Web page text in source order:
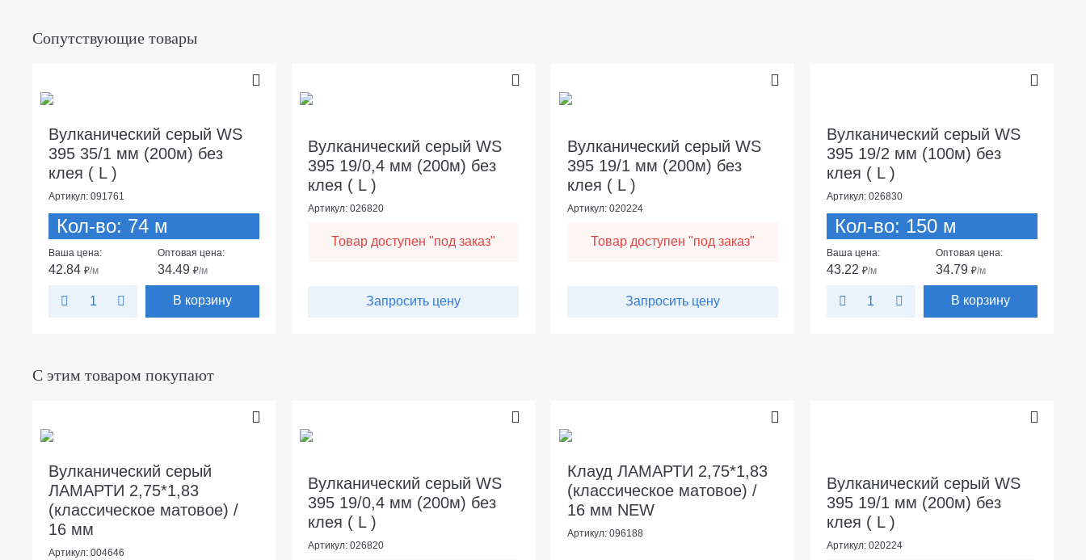
Сопутствующие товары
Вулканический серый WS
395 35/1 мм (200м) без
клея ( L )
Артикул: 091761
Кол-во: 74 м
Ваша цена:
42.84 ₽/м
Оптовая цена:
34.49₽/м
В корзину
Вулканический серый WS
395 19/0,4 мм (200м) без
клея ( L )
Артикул: 026820
Товар доступен "под заказ"
Запросить цену
Вулканический серый WS
395 19/1 мм (200м) без
клея ( L )
Артикул: 020224
Товар доступен "под заказ"
Запросить цену
Вулканический серый WS
395 19/2 мм (100м) без
клея ( L )
Артикул: 026830
Кол-во: 150 м
Ваша цена:
43.22 ₽/м
Оптовая цена:
34.79₽/м
В корзину
С этим товаром покупают
Вулканический серый
ЛАМАРТИ 2,75*1,83
(классическое матовое) /
16 мм
Артикул: 004646
Вулканический серый WS
395 19/0,4 мм (200м) без
клея ( L )
Артикул: 026820
Клауд ЛАМАРТИ 2,75*1,83
(классическое матовое) /
16 мм NEW
Артикул: 096188
Вулканический серый WS
395 19/1 мм (200м) без
клея ( L )
Артикул: 020224